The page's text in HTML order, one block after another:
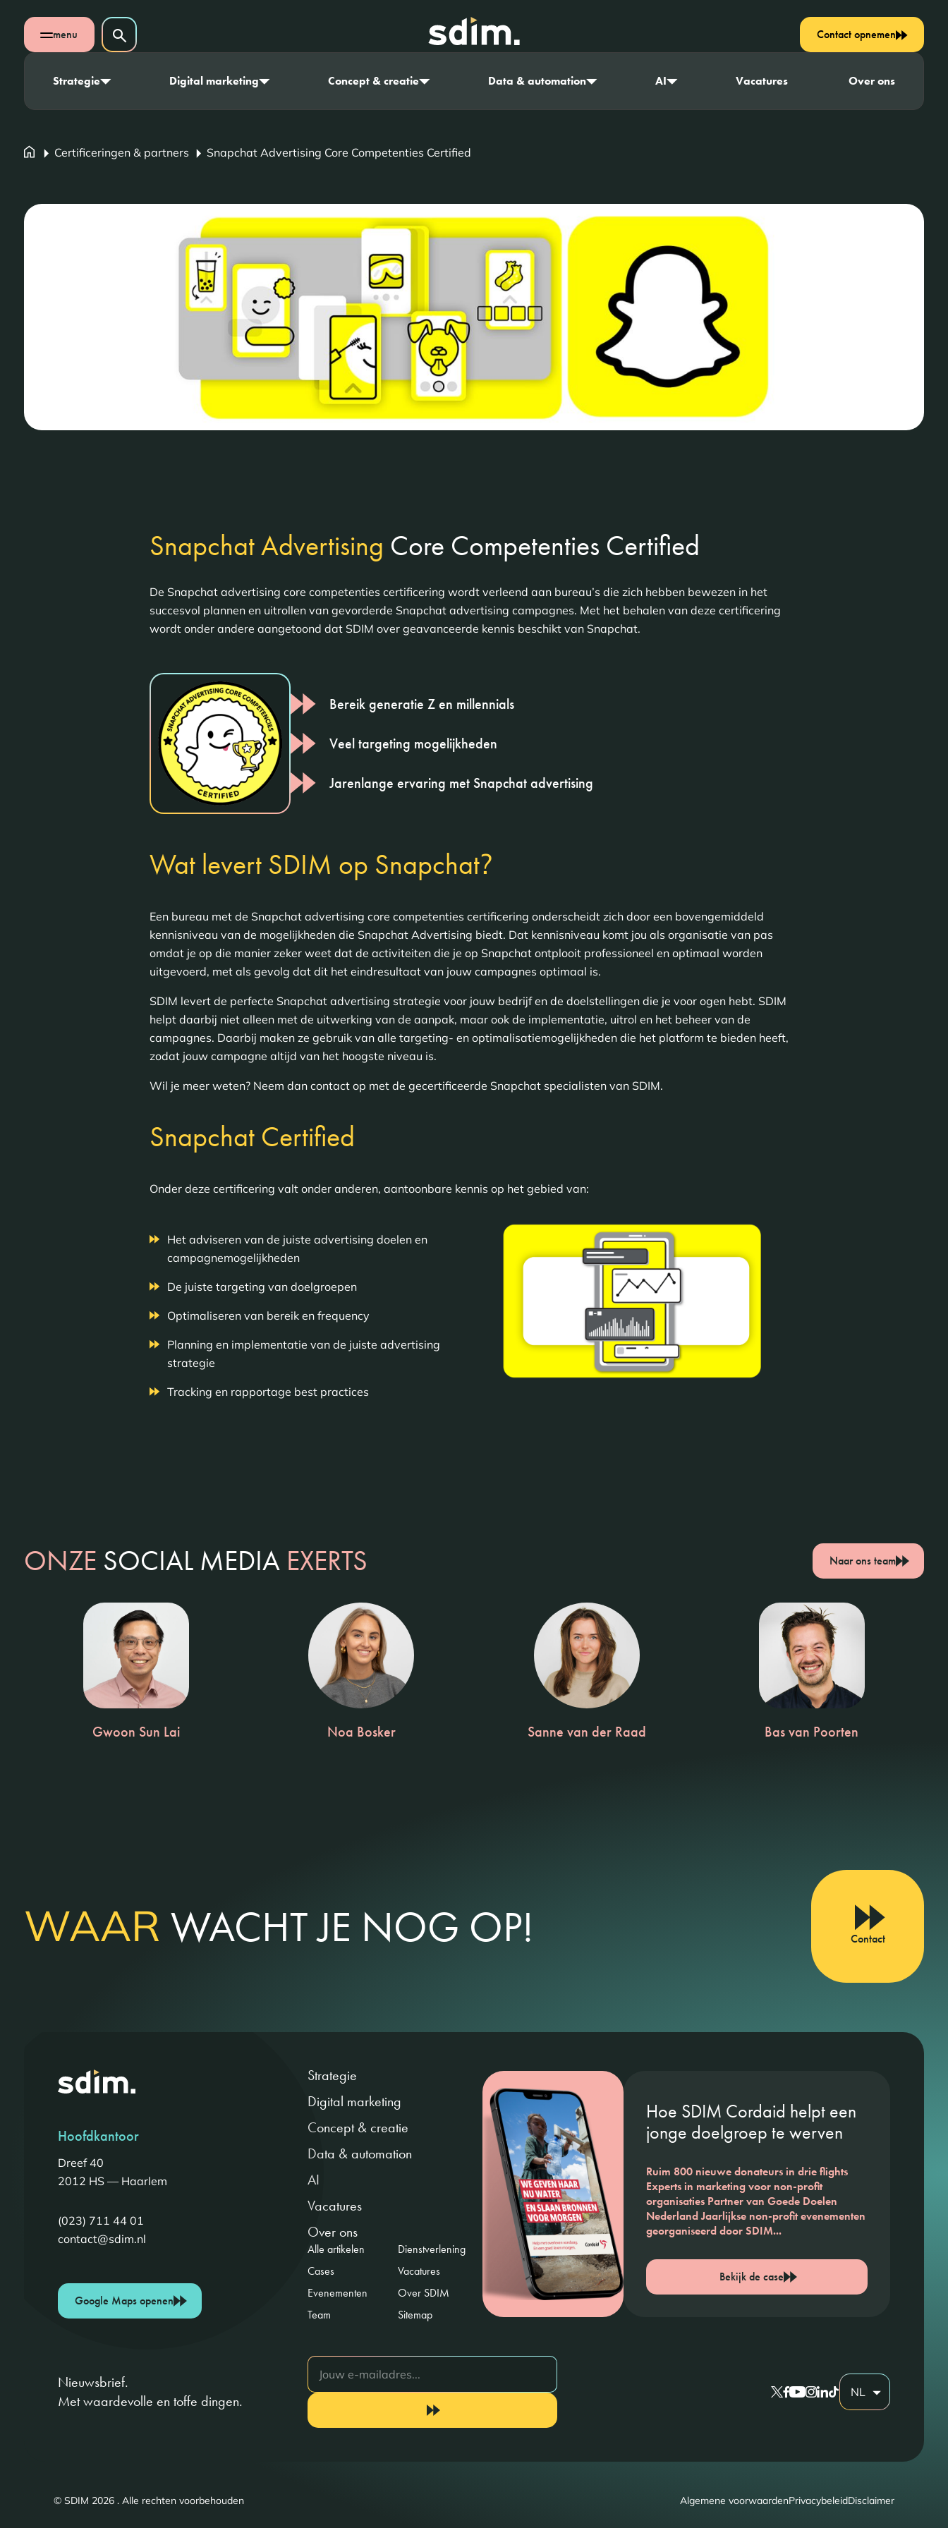
Navigatie overslaan
Open mobiel menu
menu Zoeken op website
Zoeken
Strategie Digital marketing Concept & creatie Data & automation AI Vacatures Over ons
Contact opnemen
Certificeringen & partners Snapchat Advertising Core Competenties Certified
Snapchat Advertising Core Competenties Certified
De Snapchat advertising core competenties certificering wordt verleend aan bureau’s die zich hebben bewezen in het
succesvol plannen en uitrollen van gevorderde Snapchat advertising campagnes. Met het behalen van deze certificering
wordt onder andere aangetoond dat SDIM over geavanceerde kennis beschikt van Snapchat.
Bereik generatie Z en millennials
Veel targeting mogelijkheden
Jarenlange ervaring met Snapchat advertising
Wat levert SDIM op Snapchat?
Een bureau met de Snapchat advertising core competenties certificering onderscheidt zich door een bovengemiddeld
kennisniveau van de mogelijkheden die Snapchat Advertising biedt. Dat kennisniveau komt jou als organisatie van pas
omdat je op die manier zeker weet dat de activiteiten die je op Snapchat ontplooit professioneel en optimaal worden
uitgevoerd, met als gevolg dat dit het eindresultaat van jouw campagnes optimaal is.
SDIM levert de perfecte Snapchat advertising strategie voor jouw bedrijf en de doelstellingen die je voor ogen hebt. SDIM
helpt daarbij niet alleen met de uitwerking van de aanpak, maar ook de implementatie, uitrol en het beheer van de
campagnes. Daarbij maken ze gebruik van alle targeting- en optimalisatiemogelijkheden die het platform te bieden heeft,
zodat jouw campagne altijd van het hoogste niveau is.
Wil je meer weten? Neem dan contact op met de gecertificeerde Snapchat specialisten van SDIM.
Snapchat Certified
Onder deze certificering valt onder anderen, aantoonbare kennis op het gebied van:
Het adviseren van de juiste advertising doelen en
campagnemogelijkheden
De juiste targeting van doelgroepen
Optimaliseren van bereik en frequency
Planning en implementatie van de juiste advertising
strategie
Tracking en rapportage best practices
ONZE SOCIAL MEDIAEXERTS Naar ons team
Gwoon Sun Lai Noa Bosker Sanne van der Raad Bas van Poorten
Contact
WAAR WACHT JE NOG OP!
Hoofdkantoor
Dreef 40
2012 HS — Haarlem
(023) 711 44 01
contact@sdim.nl
Google Maps openen
Strategie
Digital marketing
Concept & creatie
Data & automation
AI
Vacatures
Over ons
Alle artikelen
Dienstverlening
Cases
Vacatures
Evenementen
Over SDIM
Team
Sitemap
Hoe SDIM Cordaid helpt een
jonge doelgroep te werven
Ruim 800 nieuwe donateurs in drie flights
Experts in marketing voor non-profit
organisaties Partner van Goede Doelen
Nederland Jaarlijkse non-profit evenementen
georganiseerd door SDIM...
Bekijk de case
Nieuwsbrief.
Met waardevolle en toffe dingen.
NL
© SDIM 2026 . Alle rechten voorbehouden Algemene voorwaardenPrivacybeleidDisclaimer